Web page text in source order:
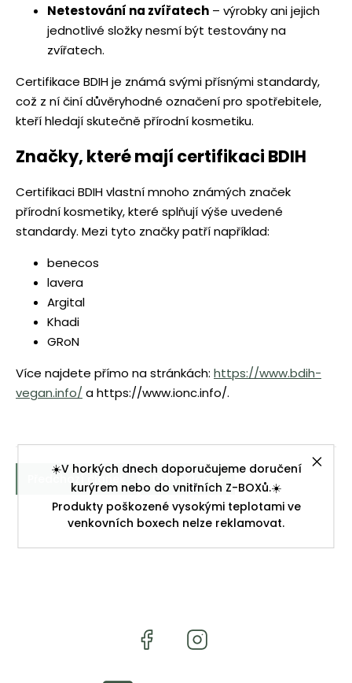
☀️V horkých dnech doporučujeme doručení
kurýrem nebo do vnitřních Z-BOXů.☀️
Produkty poškozené vysokými teplotami ve
venkovních boxech nelze reklamovat.
Netestování na zvířatech – výrobky ani jejich
jednotlivé složky nesmí být testovány na
zvířatech.
Certifikace BDIH je známá svými přísnými standardy,
což z ní činí důvěryhodné označení pro spotřebitele,
kteří hledají skutečně přírodní kosmetiku.
Značky, které mají certifikaci BDIH
Certifikaci BDIH vlastní mnoho známých značek
přírodní kosmetiky, které splňují výše uvedené
standardy. Mezi tyto značky patří například:
benecos
lavera
Argital
Khadi
GRoN
Více najdete přímo na stránkách: https://www.bdih-
vegan.info/ a https://www.ionc.info/.
Předchozí článek Další článek